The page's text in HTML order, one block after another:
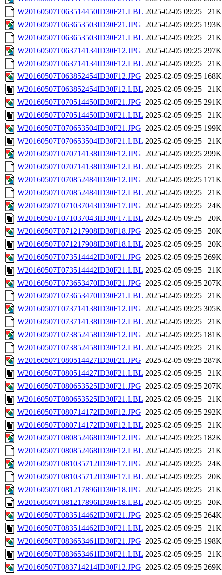
W20160507T063514450ID30F21.LBL 2025-02-05 09:25
21K
W20160507T063653503ID30F21.JPG 2025-02-05 09:25 193K
W20160507T063653503ID30F21.LBL 2025-02-05 09:25
21K
W20160507T063714134ID30F12.JPG 2025-02-05 09:25 297K
W20160507T063714134ID30F12.LBL 2025-02-05 09:25
21K
W20160507T063852454ID30F12.JPG 2025-02-05 09:25 168K
W20160507T063852454ID30F12.LBL 2025-02-05 09:25
21K
W20160507T070514450ID30F21.JPG 2025-02-05 09:25 291K
W20160507T070514450ID30F21.LBL 2025-02-05 09:25
21K
W20160507T070653504ID30F21.JPG 2025-02-05 09:25 199K
W20160507T070653504ID30F21.LBL 2025-02-05 09:25
21K
W20160507T070714138ID30F12.JPG 2025-02-05 09:25 299K
W20160507T070714138ID30F12.LBL 2025-02-05 09:25
21K
W20160507T070852484ID30F12.JPG 2025-02-05 09:25 171K
W20160507T070852484ID30F12.LBL 2025-02-05 09:25
21K
W20160507T071037043ID30F17.JPG 2025-02-05 09:25
24K
W20160507T071037043ID30F17.LBL 2025-02-05 09:25
20K
W20160507T071217908ID30F18.JPG 2025-02-05 09:25
20K
W20160507T071217908ID30F18.LBL 2025-02-05 09:25
20K
W20160507T073514442ID30F21.JPG 2025-02-05 09:25 269K
W20160507T073514442ID30F21.LBL 2025-02-05 09:25
21K
W20160507T073653470ID30F21.JPG 2025-02-05 09:25 207K
W20160507T073653470ID30F21.LBL 2025-02-05 09:25
21K
W20160507T073714138ID30F12.JPG 2025-02-05 09:25 305K
W20160507T073714138ID30F12.LBL 2025-02-05 09:25
21K
W20160507T073852458ID30F12.JPG 2025-02-05 09:25 181K
W20160507T073852458ID30F12.LBL 2025-02-05 09:25
21K
W20160507T080514427ID30F21.JPG 2025-02-05 09:25 287K
W20160507T080514427ID30F21.LBL 2025-02-05 09:25
21K
W20160507T080653525ID30F21.JPG 2025-02-05 09:25 207K
W20160507T080653525ID30F21.LBL 2025-02-05 09:25
21K
W20160507T080714172ID30F12.JPG 2025-02-05 09:25 292K
W20160507T080714172ID30F12.LBL 2025-02-05 09:25
21K
W20160507T080852468ID30F12.JPG 2025-02-05 09:25 182K
W20160507T080852468ID30F12.LBL 2025-02-05 09:25
21K
W20160507T081035712ID30F17.JPG 2025-02-05 09:25
24K
W20160507T081035712ID30F17.LBL 2025-02-05 09:25
20K
W20160507T081217896ID30F18.JPG 2025-02-05 09:25
21K
W20160507T081217896ID30F18.LBL 2025-02-05 09:25
20K
W20160507T083514462ID30F21.JPG 2025-02-05 09:25 264K
W20160507T083514462ID30F21.LBL 2025-02-05 09:25
21K
W20160507T083653461ID30F21.JPG 2025-02-05 09:25 198K
W20160507T083653461ID30F21.LBL 2025-02-05 09:25
21K
W20160507T083714214ID30F12.JPG 2025-02-05 09:25 269K